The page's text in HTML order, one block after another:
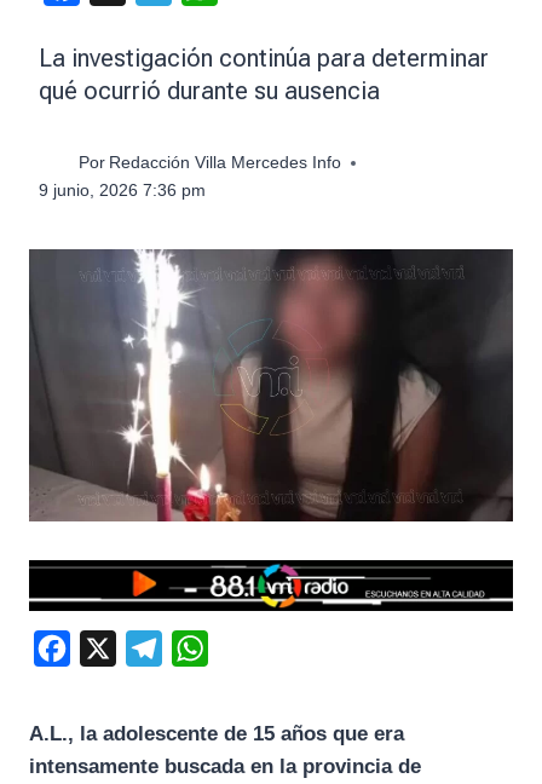
La investigación continúa para determinar
qué ocurrió durante su ausencia
Por Redacción Villa Mercedes Info
9 junio, 2026 7:36 pm
e
A.L., la adolescente de 15 años que era
intensamente buscada en la provincia de